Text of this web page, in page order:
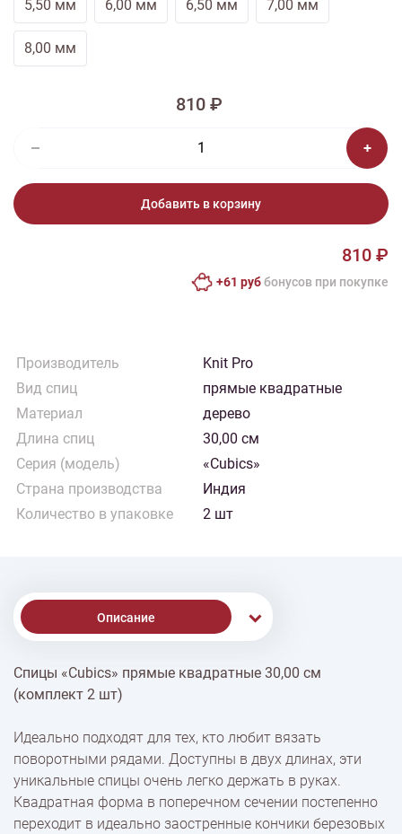
5,50 мм 6,00 мм 6,50 мм 7,00 мм
8,00 мм
810 ₽
Добавить в корзину
810 ₽
+61 руббонусов при покупке
Производитель
Knit Pro
Вид спиц
прямые квадратные
Материал
дерево
Длина спиц
30,00 см
Серия (модель)
«Cubics»
Страна производства
Индия
Количество в упаковке
2 шт
Описание
% Скидки
Доставка
Оплата
Спицы «Cubics» прямые квадратные 30,00 см
(комплект 2 шт)
Идеально подходят для тех, кто любит вязать
поворотными рядами. Доступны в двух длинах, эти
уникальные спицы очень легко держать в руках.
Квадратная форма в поперечном сечении постепенно
переходит в идеально заостренные кончики березовых